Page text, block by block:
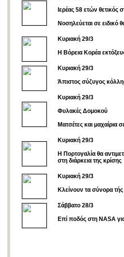
Ιερέας 58 ετών
Nοσηλεύεται σε
Κυριακή 29/3
Η Βόρεια Κορέα
Κυριακή 29/3
Άπιστος σύζυγος
Κυριακή 29/3
Φυλακές Δομοκού
Ματσέτες και μαχαίρια
Κυριακή 29/3
Η Πορτογαλία θα
στη διάρκεια της κρίσης
Κυριακή 29/3
Κλείνουν τα σύνορα
Σάββατο 28/3
Επί ποδός στη NASA